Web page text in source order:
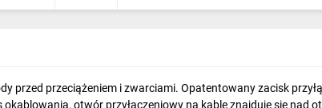
przed przeciążeniem i zwarciami. Opatentowany zacisk
otwór przyłączeniowy na kable znajduje się nad